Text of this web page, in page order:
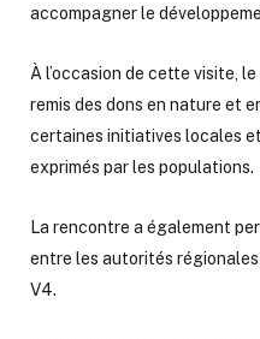
accompagner le
À l’occasion de cette visite,
remis des dons en nature et
certaines initiatives locales
exprimés par les populations.
La rencontre a également
entre les autorités
V4.